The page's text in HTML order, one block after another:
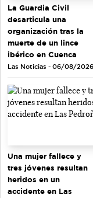
La Guardia Civil
desarticula una
organización tras la
muerte de un lince
ibérico en Cuenca
Las Noticias - 06/08/2026
Una mujer fallece y
tres jóvenes resultan
heridos en un
accidente en Las